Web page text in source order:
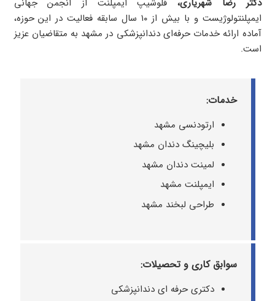
دکتر رضا شهریاری،فلوشیپ ایمپلنت از انجمن جهانی
ایمپلنتولوژیست و با بیش از ۱۰ سال سابقه فعالیت در این حوزه،
آماده ارائه خدمات حرفه‌ای دندانپزشکی در مشهد به متقاضیان عزیز
است.
خدمات:
ارتودنسی مشهد
بلیچینگ دندان مشهد
لمینت دندان مشهد
ایمپلنت مشهد
طراحی لبخند مشهد
سوابق کاری و تحصیلات:
دکتری حرفه ای دندانپزشکی